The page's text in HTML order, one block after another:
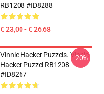
RB1208 #ID8288
€ 23,00 - € 26,68
Vinnie Hacker Puzzels. Vinnie
Hacker Puzzel RB1208
#ID8267
-20%